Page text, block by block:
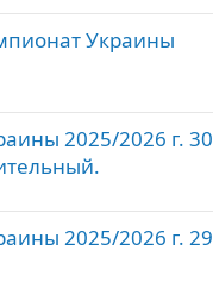
Украины
2025/2026 г. 30
2025/2026 г. 29